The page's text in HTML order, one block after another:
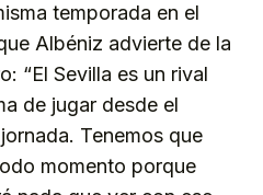
temporada en el
Albéniz advierte de la
“El Sevilla es un rival
de jugar desde el
Tenemos que
momento porque